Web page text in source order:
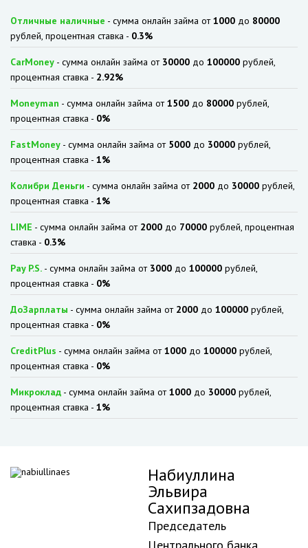
Отличные наличные - сумма онлайн займа от1000 до 80000
рублей, процентная ставка - 0.3%
CarMoney - сумма онлайн займа от 30000 до 100000 рублей,
процентная ставка - 2.92%
Moneyman - сумма онлайн займа от1500 до 80000 рублей,
процентная ставка - 0%
FastMoney - сумма онлайн займа от 5000 до 30000 рублей,
процентная ставка - 1%
Колибри Деньги - сумма онлайн займа от 2000 до 30000 рублей,
процентная ставка - 1%
LIME - сумма онлайн займа от 2000 до 70000 рублей, процентная
ставка - 0.3%
Pay P.S. - сумма онлайн займа от 3000 до 100000 рублей,
процентная ставка - 0%
ДоЗарплаты - сумма онлайн займа от 2000 до 100000 рублей,
процентная ставка - 0%
CreditPlus - сумма онлайн займа от1000 до 100000 рублей,
процентная ставка - 0%
Микроклад - сумма онлайн займа от1000 до 30000 рублей,
процентная ставка - 1%
Набиуллина
Эльвира
Сахипзадовна
Председатель